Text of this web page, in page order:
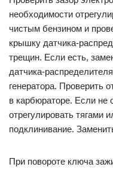
необходимости
чистым бензином и
крышку датчика-
трещин. Если есть,
датчика-
генератора. Проверить
в карбюраторе. Если не
отрегулировать тягами
подклинивание.
При повороте ключа